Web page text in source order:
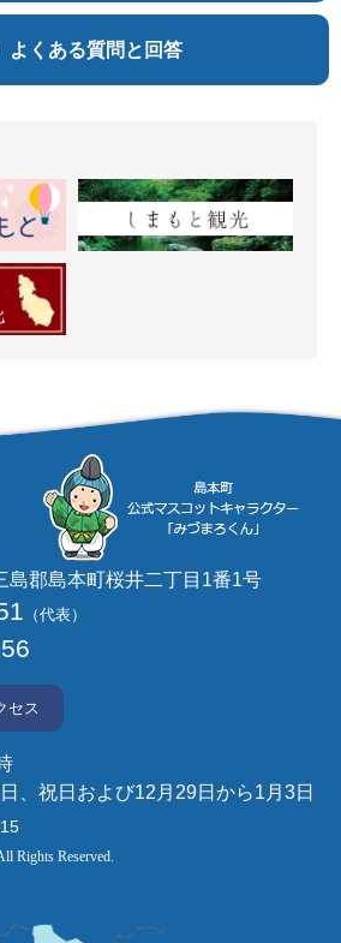
よくある質問と回答
島郡島本町桜井二丁目1番1号
（代表）
セス
、祝日および12月29日から1月3日
Rights Reserved.